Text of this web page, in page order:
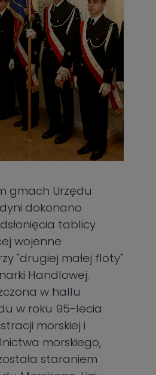
gmach Urzędu
dokonano
tablicy
wojenne
"drugiej małej floty"
Handlowej.
w hallu
w roku 95-lecia
morskiej i
morskiego,
staraniem